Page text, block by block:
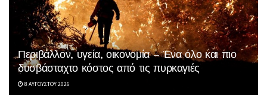
Περιβάλλον, υγεία, οικονομία – Ένα όλο και πιο
δυσβάσταχτο κόστος από τις πυρκαγιές
8 ΑΥΓΟΎΣΤΟΥ 2026